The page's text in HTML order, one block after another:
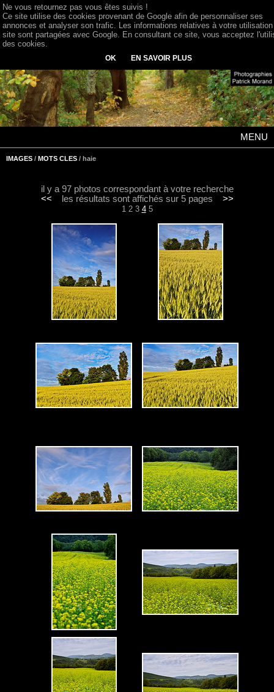
MENU
IMAGES / MOTS CLES / haie
il y a 97 photos correspondant à votre recherche
<< les résultats sont affichés sur 5 pages >>
1 2 3 4 5
Ne vous retournez pas vous êtes suivis !
Ce site utilise des cookies provenant de Google afin de personnaliser ses
annonces et analyser son trafic. Les informations relatives à votre
site sont partagées avec Google. En consultant ce site, vous acceptez
des cookies.
OK EN SAVOIR PLUS